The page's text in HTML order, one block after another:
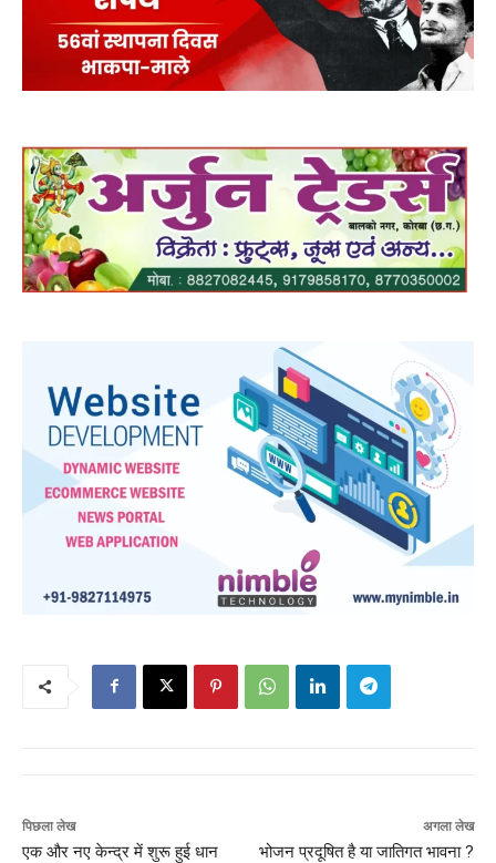
पिछला लेख
एक और नए केन्द्र में शुरू हुई धान
अगला लेख
भोजन प्रदूषित है या जातिगत भावना ?